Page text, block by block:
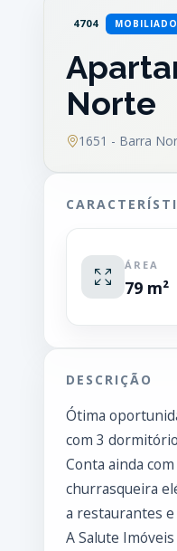
4704 MOBILIADO
Norte
1651 - Barra
ÁREA
79 m²
DESCRIÇÃO
Ótima
com 3
Conta ainda
churrasqueira
a restaurantes e
A Salute